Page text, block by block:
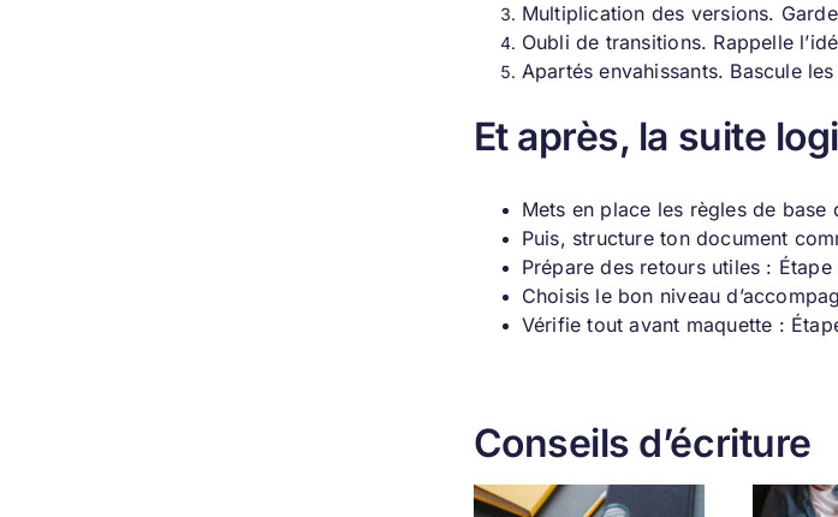
Multiplication des versions.
Oubli de transitions. Rappelle
Apartés envahissants. Bascule
Et après, la suite
Mets en place les règles de
Puis, structure ton document
Prépare des retours utiles :
Choisis le bon niveau
Vérifie tout avant maquette :
Conseils d’écriture